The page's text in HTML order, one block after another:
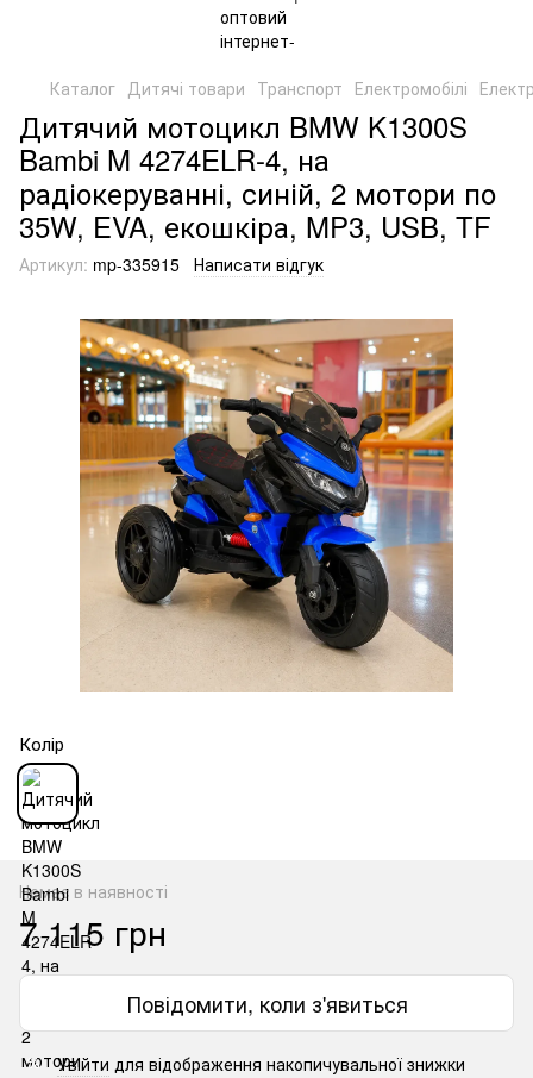
Каталог Дитячі товари Транспорт Електромобілі
Дитячий мотоцикл BMW K1300S
Bambi M 4274ELR-4, на
радіокеруванні, синій, 2 мотори по
35W, EVA, екошкіра, MP3, USB, TF
Артикул: mp-335915 Написати відгук
Колір
Немає в наявності
7 115 грн
Повідомити, коли з'явиться
% Увійти для відображення накопичувальної знижки